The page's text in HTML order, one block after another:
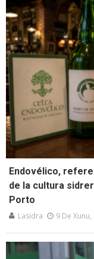
Endovélico,
de la cultura
Porto
Lasidra 9 De